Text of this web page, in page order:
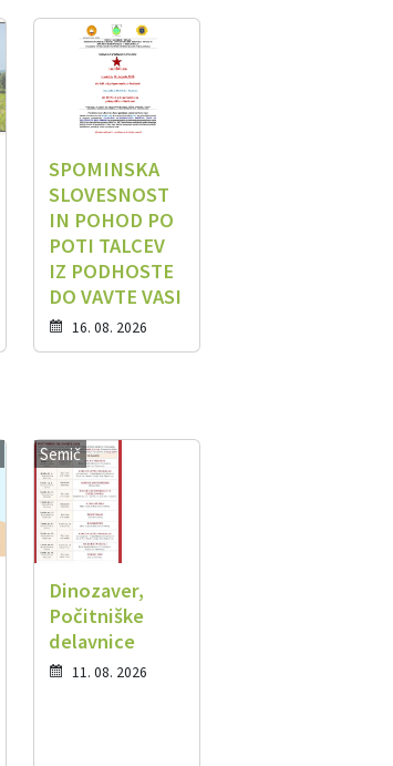
SPOMINSKA
SLOVESNOST
IN POHOD PO
POTI TALCEV
IZ PODHOSTE
DO VAVTE VASI
16. 08. 2026
Semič
Dinozaver,
Počitniške
delavnice
11. 08. 2026